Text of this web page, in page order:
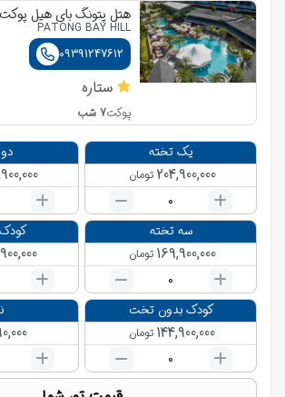
هتل پتونگ بای هیل پوکت
PATONG BAY HILL
09391247612
ستاره
پوکت7 شب
یک تخته
204,900,000 تومان
0
سه تخته
169,900,000 تومان
0
کودک بدون تخت
144,900,000 تومان
0